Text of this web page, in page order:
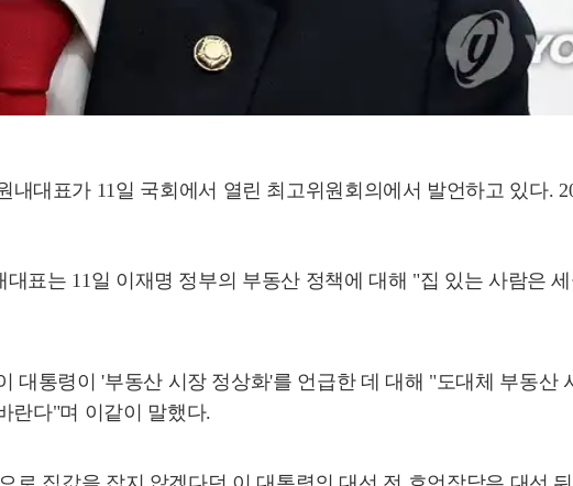
대표가 11일 국회에서 열린 최고위원회의에서 발언하고 있다.
표는 11일 이재명 정부의 부동산 정책에 대해 "집 있는 사람은
대통령이 '부동산 시장 정상화'를 언급한 데 대해 "도대체 부동산
란다"며 이같이 말했다.